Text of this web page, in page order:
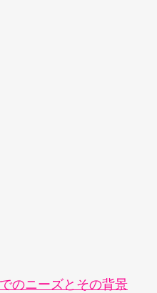
のニーズとその背景